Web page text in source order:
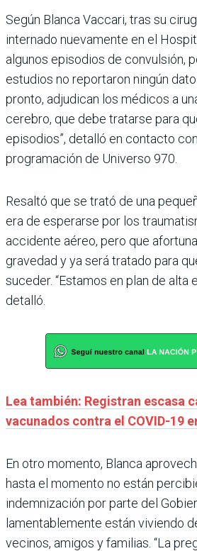
Según Blanca Vaccari, tras su
internado nuevamente en el
algunos episodios de convulsión,
estudios no reportaron ningún
pronto, adjudican los médicos a
cerebro, que debe tratarse para
episodios”, detalló en contacto con
programación de Universo 970.
Resaltó que se trató de una
era de esperarse por los
accidente aéreo, pero que
gravedad y ya será tratado para
suceder. “Estamos en plan de alta
detalló.
Lea también: Registran escasa
vacunados contra el COVID-19
En otro momento, Blanca
hasta el momento no están
indemnización por parte del
lamentablemente están viviendo
vecinos, amigos y familias. “La